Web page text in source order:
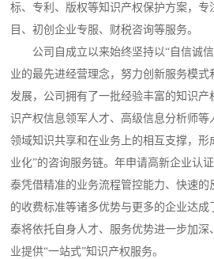
标、专利、版权等知识产权保护方案，
目、初创企业专服、财税咨询等服务。
公司自成立以来始终坚持以“自信诚
业的最先进经营理念，努力创新服务模
发展，公司拥有了一批经验丰富的知识产
识产权信息领军人才、高级信息分析师等
领域知识共享和在业务上的相互支撑，形
业化”的咨询服务链。年申请高新企业认
泰凭借精准的业务流程管控能力、快速的
的收费标准等诸多优势与更多的企业达
泰将依托自身人才、服务优势进一步加
业提供“一站式”知识产权服务。